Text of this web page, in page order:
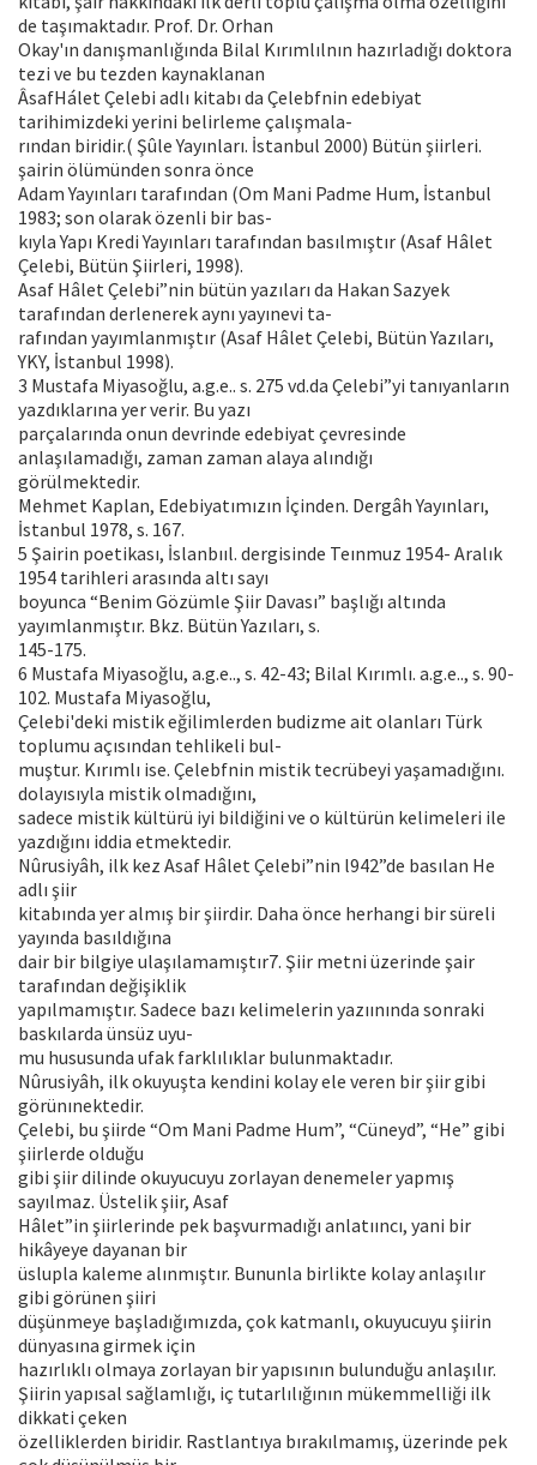
de taşımaktadır. Prof. Dr. Orhan
Okay'ın danışmanlığında Bilal Kırımlılnın hazırladığı doktora
tezi ve bu tezden kaynaklanan
ÂsafHálet Çelebi adlı kitabı da Çelebfnin edebiyat
tarihimizdeki yerini belirleme çalışmala-
rından biridir.( Şûle Yayınları. İstanbul 2000) Bütün şiirleri.
şairin ölümünden sonra önce
Adam Yayınları tarafından (Om Mani Padme Hum, İstanbul
1983; son olarak özenli bir bas-
kıyla Yapı Kredi Yayınları tarafından basılmıştır (Asaf Hâlet
Çelebi, Bütün Şiirleri, 1998).
Asaf Hâlet Çelebi”nin bütün yazıları da Hakan Sazyek
tarafından derlenerek aynı yayınevi ta-
rafından yayımlanmıştır (Asaf Hâlet Çelebi, Bütün Yazıları,
YKY, İstanbul 1998).
3 Mustafa Miyasoğlu, a.g.e.. s. 275 vd.da Çelebi”yi tanıyanların
yazdıklarına yer verir. Bu yazı
parçalarında onun devrinde edebiyat çevresinde
anlaşılamadığı, zaman zaman alaya alındığı
görülmektedir.
Mehmet Kaplan, Edebiyatımızın İçinden. Dergâh Yayınları,
İstanbul 1978, s. 167.
5 Şairin poetikası, İslanbııl. dergisinde Teınmuz 1954- Aralık
1954 tarihleri arasında altı sayı
boyunca “Benim Gözümle Şiir Davası” başlığı altında
yayımlanmıştır. Bkz. Bütün Yazıları, s.
145-175.
6 Mustafa Miyasoğlu, a.g.e.., s. 42-43; Bilal Kırımlı. a.g.e.., s. 90-
102. Mustafa Miyasoğlu,
Çelebi'deki mistik eğilimlerden budizme ait olanları Türk
toplumu açısından tehlikeli bul-
muştur. Kırımlı ise. Çelebfnin mistik tecrübeyi yaşamadığını.
dolayısıyla mistik olmadığını,
sadece mistik kültürü iyi bildiğini ve o kültürün kelimeleri ile
yazdığını iddia etmektedir.
Nûrusiyâh, ilk kez Asaf Hâlet Çelebi”nin l942”de basılan He
adlı şiir
kitabında yer almış bir şiirdir. Daha önce herhangi bir süreli
yayında basıldığına
dair bir bilgiye ulaşılamamıştır7. Şiir metni üzerinde şair
tarafından değişiklik
yapılmamıştır. Sadece bazı kelimelerin yazıınında sonraki
baskılarda ünsüz uyu-
mu hususunda ufak farklılıklar bulunmaktadır.
Nûrusiyâh, ilk okuyuşta kendini kolay ele veren bir şiir gibi
görünınektedir.
Çelebi, bu şiirde “Om Mani Padme Hum”, “Cüneyd”, “He” gibi
şiirlerde olduğu
gibi şiir dilinde okuyucuyu zorlayan denemeler yapmış
sayılmaz. Üstelik şiir, Asaf
Hâlet”in şiirlerinde pek başvurmadığı anlatııncı, yani bir
hikâyeye dayanan bir
üslupla kaleme alınmıştır. Bununla birlikte kolay anlaşılır
gibi görünen şiiri
düşünmeye başladığımızda, çok katmanlı, okuyucuyu şiirin
dünyasına girmek için
hazırlıklı olmaya zorlayan bir yapısının bulunduğu anlaşılır.
Şiirin yapısal sağlamlığı, iç tutarlılığının mükemmelliği ilk
dikkati çeken
özelliklerden biridir. Rastlantıya bırakılmamış, üzerinde pek